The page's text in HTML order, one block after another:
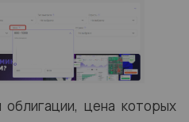
цена которых